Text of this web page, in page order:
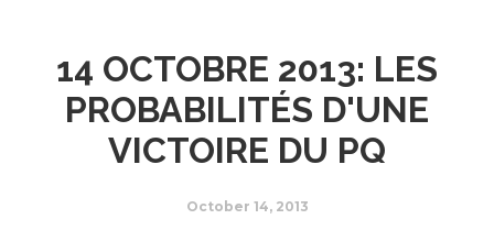
14 OCTOBRE 2013: LES
PROBABILITÉS D'UNE
VICTOIRE DU PQ
October 14, 2013